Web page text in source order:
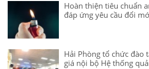
Hoàn thiện tiêu chuẩn
đáp ứng yêu cầu đổi
Hải Phòng tổ chức đào
giá nội bộ Hệ thống